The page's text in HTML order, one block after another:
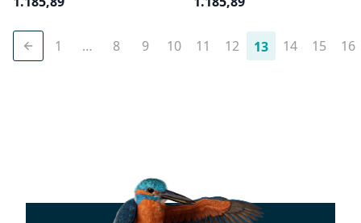
1 … 8 9 10 11 12 13 14 15 16